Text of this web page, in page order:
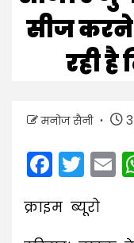
सीज
रही है
मनोज सैनी
क्राइम ब्यूरो